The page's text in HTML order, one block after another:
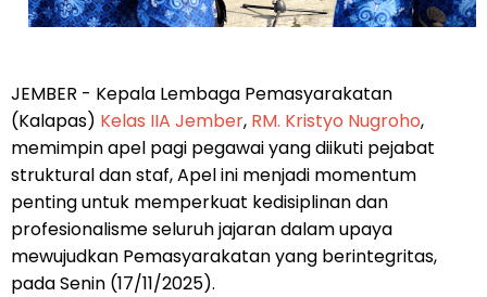
JEMBER - Kepala Lembaga Pemasyarakatan
(Kalapas) Kelas IIA Jember, RM. Kristyo Nugroho,
memimpin apel pagi pegawai yang diikuti pejabat
struktural dan staf, Apel ini menjadi momentum
penting untuk memperkuat kedisiplinan dan
profesionalisme seluruh jajaran dalam upaya
mewujudkan Pemasyarakatan yang berintegritas,
pada Senin (17/11/2025).